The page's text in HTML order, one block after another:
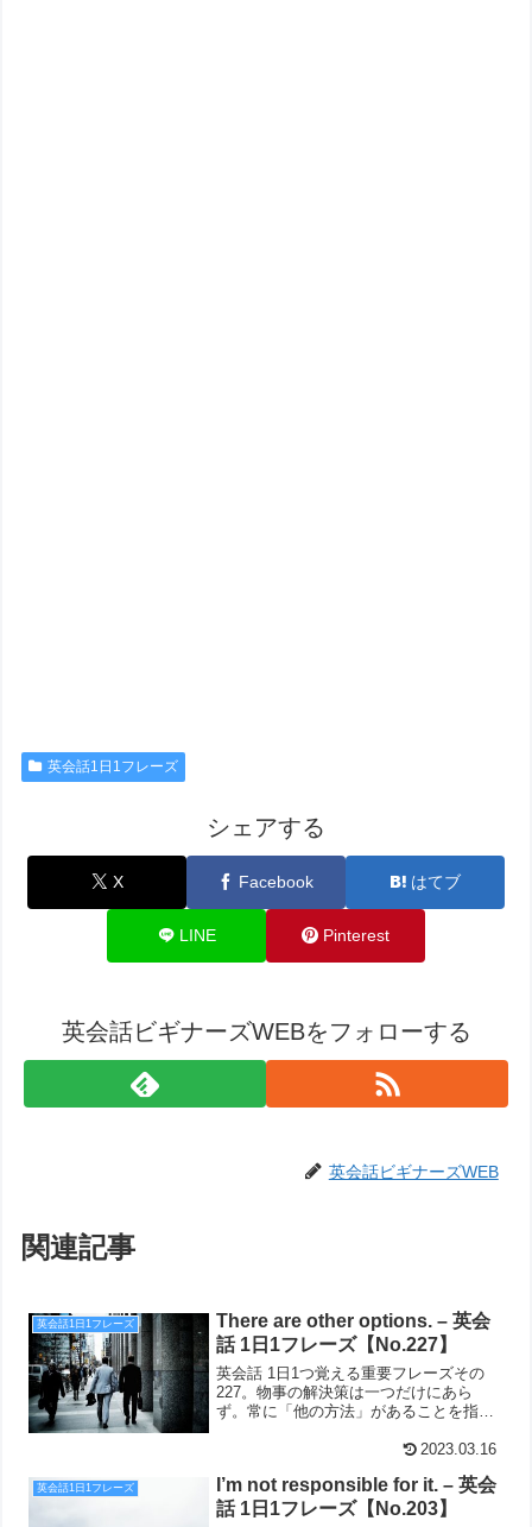
英会話1日1フレーズ
シェアする
X Facebook はてブ
LINE Pinterest
英会話ビギナーズWEBをフォローする
英会話ビギナーズWEB
関連記事
英会話1日1フレーズ
There are other options. – 英会
話 1日1フレーズ【No.227】
英会話 1日1つ覚える重要フレーズその
227。物事の解決策は一つだけにあら
ず。常に「他の方法」があることを指摘
2023.03.16
英会話1日1フレーズ
I’m not responsible for it. – 英会
話 1日1フレーズ【No.203】